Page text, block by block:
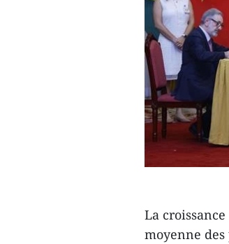
La
moyenne